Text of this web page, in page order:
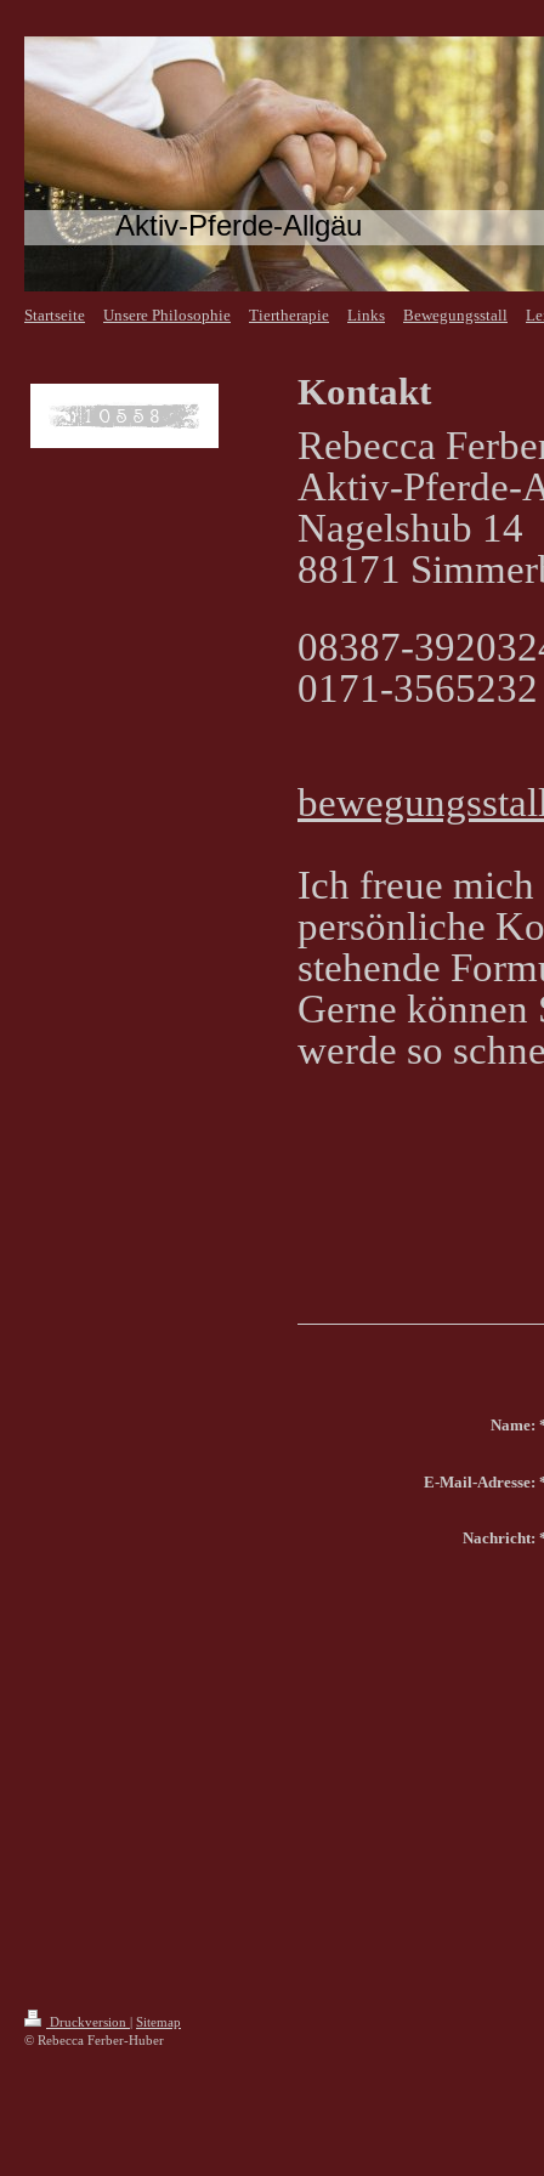
Aktiv-Pferde-Allgäu
Startseite Unsere Philosophie Tiertherapie Links Bewegungsstall
Kontakt
Rebecca
Aktiv-Pferde-
Nagelshub 14
88171
08387-
0171-3565232
Ich freue
persönliche
stehende
Gerne können
werde so
Name:
E-Mail-Adresse:
Nachricht:
Druckversion
Sitemap
© Rebecca Ferber-Huber